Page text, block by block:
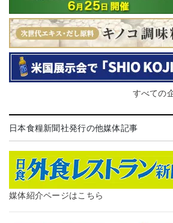
すべての
日本食糧新聞社発行の他媒体記事
媒体紹介ページはこちら